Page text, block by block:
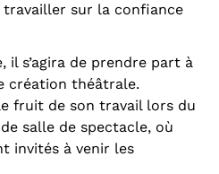
travailler sur la confiance
il s’agira de prendre part à
création théâtrale.
fruit de son travail lors du
salle de spectacle, où
invités à venir les